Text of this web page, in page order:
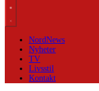
NordNews
Nyheter
TV
Livsstil
Kontakt